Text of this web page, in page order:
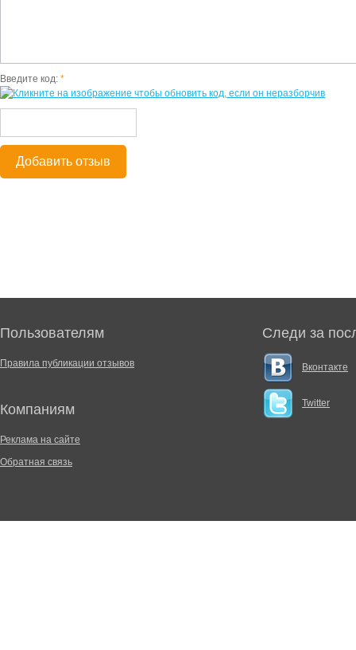
Введите код: *
Добавить отзыв
Пользователям
Правила публикации отзывов
Компаниям
Реклама на сайте
Обратная связь
Следи за
Вконтакте
Twitter